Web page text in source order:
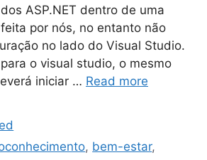
ASP.NET dentro de uma
por nós, no entanto não
no lado do Visual Studio.
o visual studio, o mesmo
iniciar … Read more
, bem-estar,